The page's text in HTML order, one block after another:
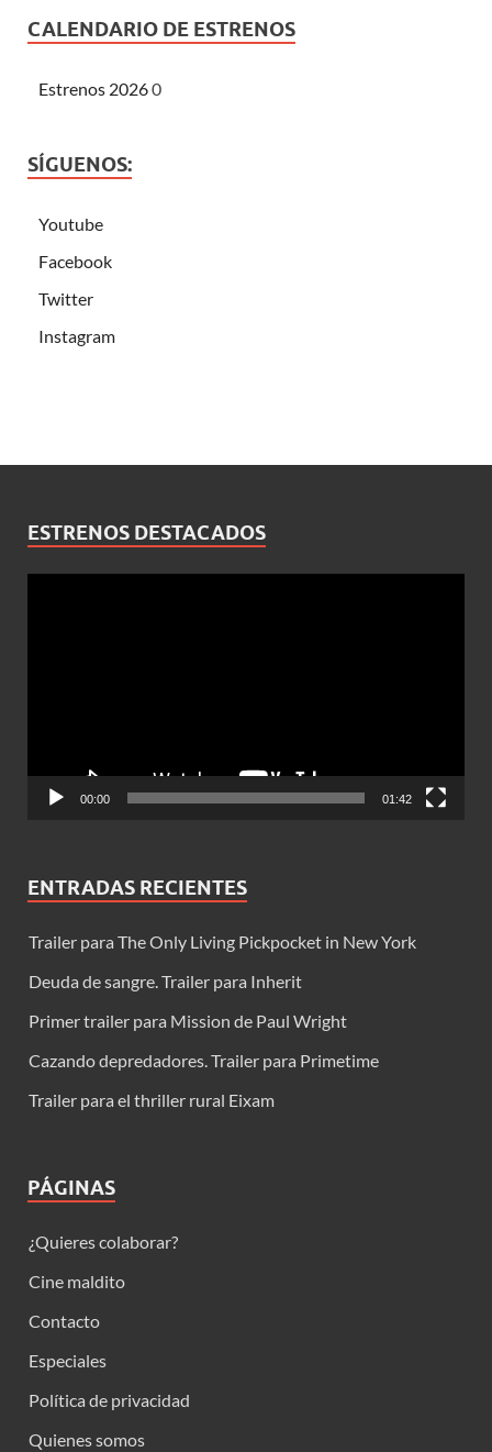
CALENDARIO DE ESTRENOS
Estrenos 20260
SÍGUENOS:
Youtube
Facebook
Twitter
Instagram
ESTRENOS DESTACADOS
00:00 01:42
ENTRADAS RECIENTES
Trailer para The Only Living Pickpocket in New York
Deuda de sangre. Trailer para Inherit
Primer trailer para Mission de Paul Wright
Cazando depredadores. Trailer para Primetime
Trailer para el thriller rural Eixam
PÁGINAS
¿Quieres colaborar?
Cine maldito
Contacto
Especiales
Política de privacidad
Quienes somos